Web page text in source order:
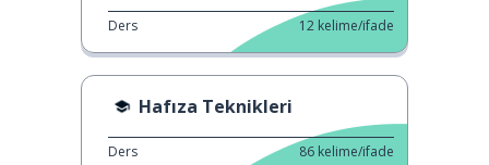
Ders 12 kelime/ifade
Hafıza Teknikleri
Ders 86 kelime/ifade